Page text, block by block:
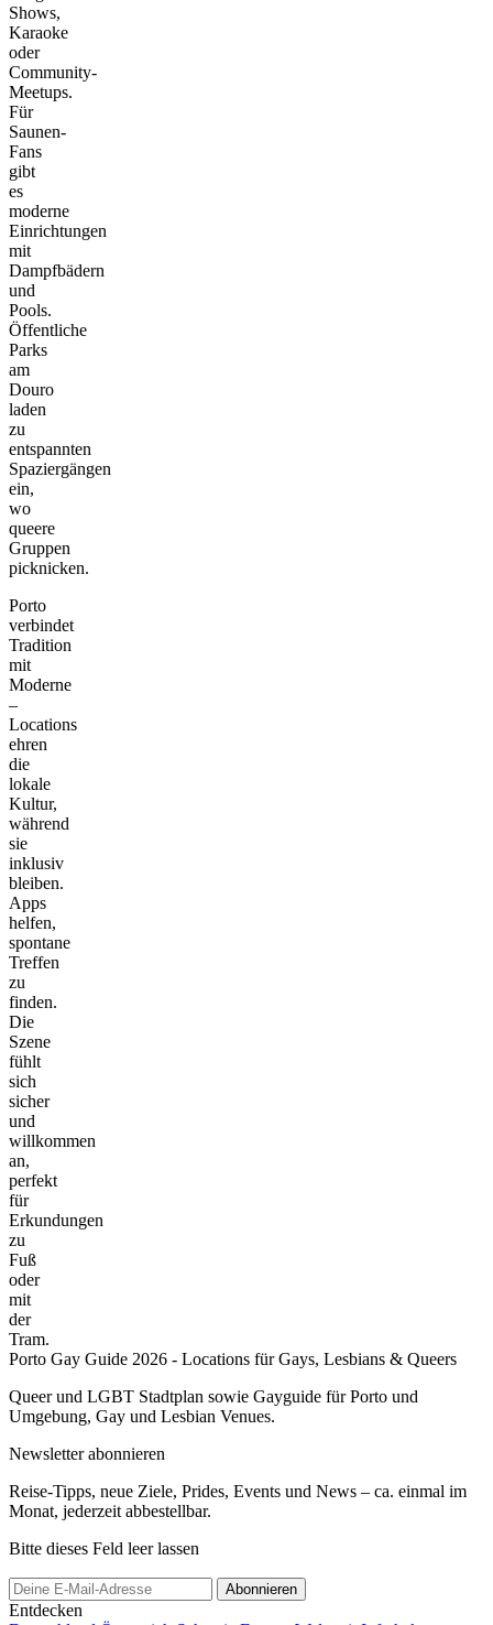
Shows,
Karaoke
oder
Community-
Meetups.
Für
Saunen-
Fans
gibt
es
moderne
Einrichtungen
mit
Dampfbädern
und
Pools.
Öffentliche
Parks
am
Douro
laden
zu
entspannten
Spaziergängen
ein,
wo
queere
Gruppen
picknicken.
Porto
verbindet
Tradition
mit
Moderne
–
Locations
ehren
die
lokale
Kultur,
während
sie
inklusiv
bleiben.
Apps
helfen,
spontane
Treffen
zu
finden.
Die
Szene
fühlt
sich
sicher
und
willkommen
an,
perfekt
für
Erkundungen
zu
Fuß
oder
mit
der
Tram.
Porto Gay Guide 2026 - Locations für Gays, Lesbians & Queers
Queer und LGBT Stadtplan sowie Gayguide für Porto und
Umgebung, Gay und Lesbian Venues.
Newsletter abonnieren
Reise-Tipps, neue Ziele, Prides, Events und News – ca. einmal im
Monat, jederzeit abbestellbar.
Bitte dieses Feld leer lassen
Abonnieren
Entdecken